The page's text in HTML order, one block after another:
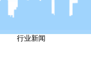
行业新闻